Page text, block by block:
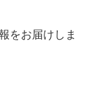
をお届けしま